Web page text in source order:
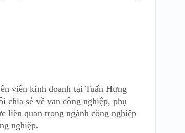
viên kinh doanh tại Tuấn Hưng
chia sẻ về van công nghiệp, phụ
liên quan trong ngành công nghiệp
nghiệp.